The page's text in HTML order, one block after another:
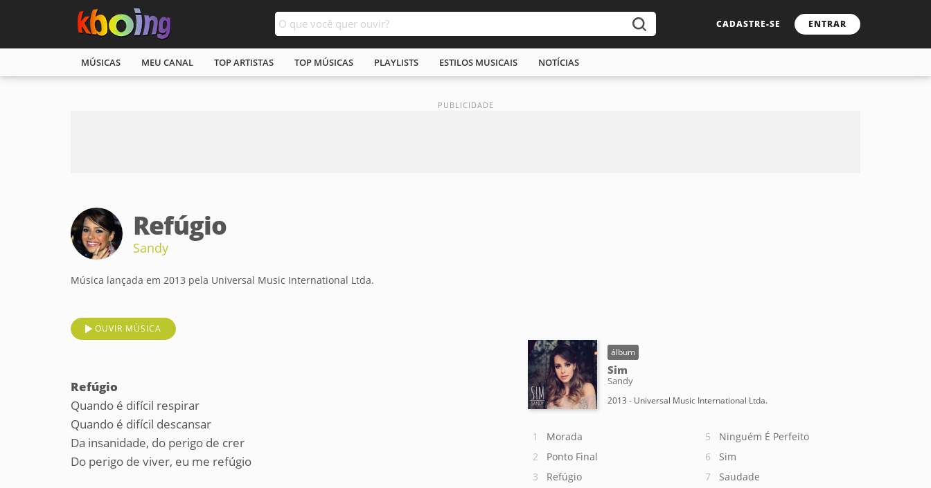
CADASTRE-SE ENTRAR
MÚSICAS MEU CANAL TOP ARTISTAS TOP MÚSICAS PLAYLISTS ESTILOS MUSICAIS NOTÍCIAS
Refúgio
Sandy
Música lançada em 2013 pela Universal Music International Ltda.
OUVIR MÚSICA
Refúgio
Quando é difícil respirar
Quando é difícil descansar
Da insanidade, do perigo de crer
Do perigo de viver, eu me refúgio
álbum
Sim
Sandy
2013 - Universal Music International Ltda.
Morada
Ponto Final
Refúgio
Ninguém É Perfeito
Sim
Saudade